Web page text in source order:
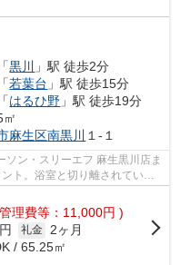
「黒川
」駅 徒歩2分
「若葉台 」駅 徒歩15分
「はるひ野 」駅 徒歩19分
麻生区南黒川 １-１
ソン・スリーエフ 麻生黒川店ま
ト。浴室と切り離されている
理費等：11,000円 )
礼金 2ヶ月
/ 65.25㎡